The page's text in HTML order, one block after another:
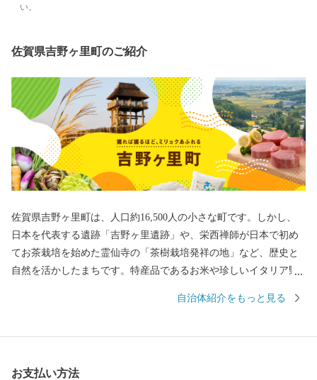
い。
佐賀県吉野ヶ里町のご紹介
佐賀県吉野ヶ里町は、人口約16,500人の小さな町です。しかし、
日本を代表する遺跡「吉野ヶ里遺跡」や、栄西禅師が日本で初め
てお茶栽培を始めた霊仙寺の「茶樹栽培発祥の地」など、歴史と
自然を活かしたまちです。特産品であるお米や珍しいイタリア野
企業誘致により多くの企業から魅力あふれる返礼品をご用意して
自治体紹介をもっと見る
お支払い方法